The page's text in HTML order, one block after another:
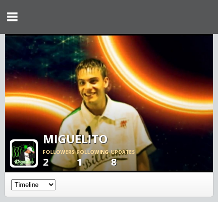
MIGUELITO
FOLLOWERS
2
FOLLOWING
1
UPDATES
8